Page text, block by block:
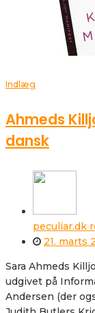
Indlæg
Ahmeds
dansk
peculiar.dk
21. marts
Sara Ahmeds
udgivet på
Andersen (der